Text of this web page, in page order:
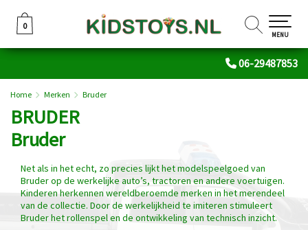
06-29487853
0
0
MENU
Home Merken Bruder
BRUDER
Bruder
Net als in het echt, zo precies lijkt het modelspeelgoed van
Bruder op de werkelijke auto’s, tractoren en andere voertuigen.
Kinderen herkennen wereldberoemde merken in het merendeel
van de collectie. Door de werkelijkheid te imiteren stimuleert
Bruder het rollenspel en de ontwikkeling van technisch inzicht.